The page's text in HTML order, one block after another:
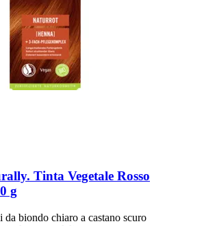
Tinta Vegetale Rosso
g
da biondo chiaro a castano scuro